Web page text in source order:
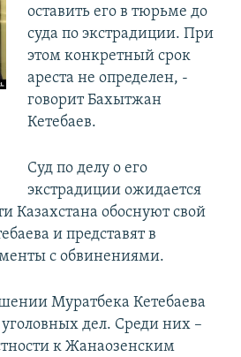
оставить его в тюрьме до
суда по экстрадиции. При
этом конкретный срок
ареста не определен, -
говорит Бахытжан
Кетебаев.
Суд по делу о его
экстрадиции ожидается
Казахстана обоснуют свой
и представят в
с обвинениями.
Муратбека Кетебаева
дел. Среди них –
к Жанаозенским